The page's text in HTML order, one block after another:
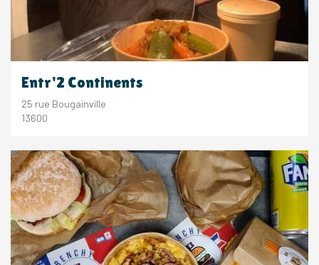
Entr'2 Continents
25 rue Bougainville
13600